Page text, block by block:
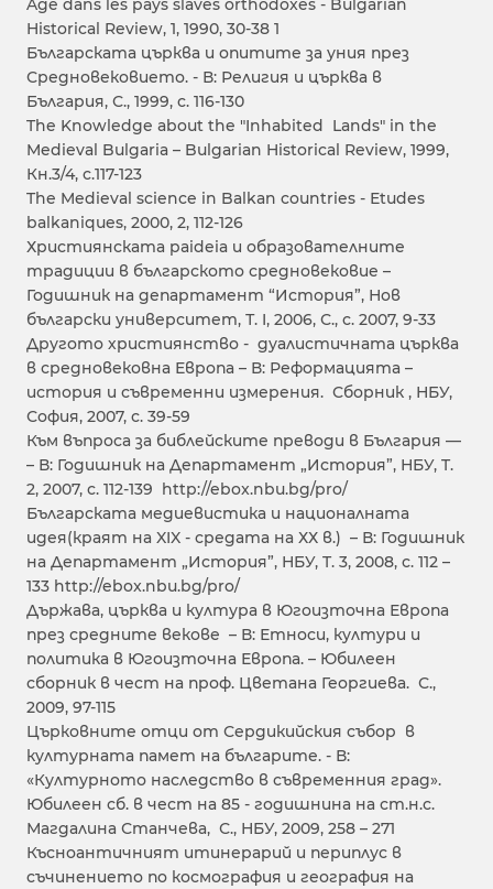
Age dans les pays slaves orthodoxes - Bulgarian
Historical Review, 1, 1990, 30-38 1
Българската църква и опитите за уния през
Средновековието. - В: Религия и църква в
България, С., 1999, с. 116-130
The Knowledge about the "Inhabited Lands" in the
Medieval Bulgaria – Bulgarian Historical Review, 1999,
Кн.3/4, с.117-123
The Medieval science in Balkan countries - Еtudes
balkaniques, 2000, 2, 112-126
Християнската paideia и образователните
традиции в българското средновековие –
Годишник на департамент “История”, Нов
български университет, Т. I, 2006, С., с. 2007, 9-33
Другото християнство - дуалистичната църква
в средновековна Европа – В: Реформацията –
история и съвременни измерения. Сборник , НБУ,
София, 2007, с. 39-59
Към въпроса за библейските преводи в България ––
– В: Годишник на Департамент „История”, НБУ, T.
2, 2007, с. 112-139 http://ebox.nbu.bg/pro/
Българската медиевистика и националната
идея(краят на XIX - средата на ХХ в.) – В: Годишник
на Департамент „История”, НБУ, T. 3, 2008, с. 112 –
133 http://ebox.nbu.bg/pro/
Държава, църква и култура в Югоизточна Европа
през средните векове – В: Етноси, култури и
политика в Югоизточна Европа. – Юбилеен
сборник в чест на проф. Цветана Георгиева. С.,
2009, 97-115
Църковните отци от Сердикийския събор в
културната памет на българите. - В:
«Културното наследство в съвременния град».
Юбилеен сб. в чест на 85 - годишнина на ст.н.с.
Магдалина Станчева, С., НБУ, 2009, 258 – 271
Късноантичният итинерарий и периплус в
съчинението по космография и география на